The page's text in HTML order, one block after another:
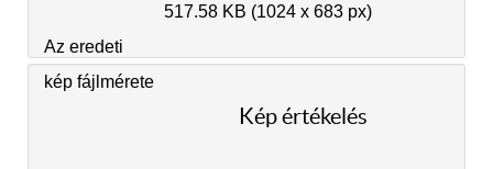
Az eredeti
kép fájlmérete
517.58 KB (1024 x 683 px)
Kép értékelés